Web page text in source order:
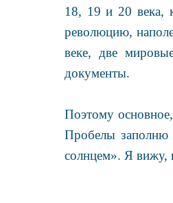
18, 19 и 20 века,
революцию,
веке, две
документы.
Поэтому
Пробелы заполню
солнцем». Я вижу,